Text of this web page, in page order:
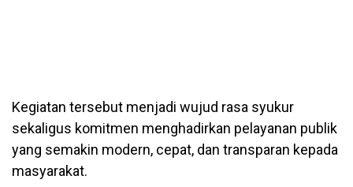
Kegiatan tersebut menjadi wujud rasa syukur
sekaligus komitmen menghadirkan pelayanan publik
yang semakin modern, cepat, dan transparan kepada
masyarakat.